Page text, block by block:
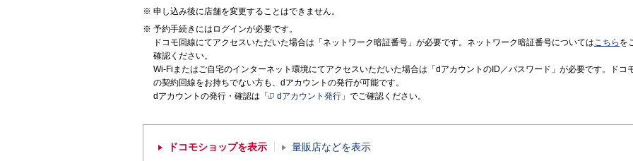
申し込み後に店舗を変更することはできません。
予約手続きにはログインが必要です。
ドコモ回線にてアクセスいただいた場合は「ネットワーク暗証番号」が必要です。ネットワーク暗証番号についてはこちら を
確認ください。
Wi-Fiまたはご自宅のインターネット環境にてアクセスいただいた場合は「dアカウントのID／パスワード」が必要です。ドコ
の契約回線をお持ちでない方も、dアカウントの発行が可能です。
dアカウントの発行・確認は「
dアカウント発行 」でご確認ください。
ドコモショップを表示 量販店などを表示